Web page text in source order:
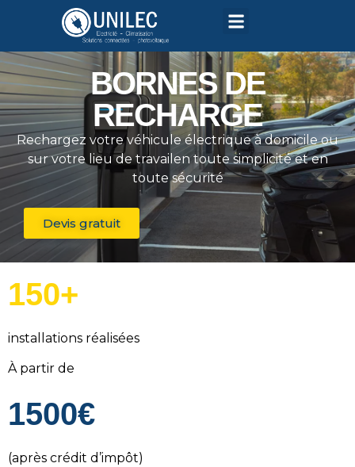
BORNES DE
RECHARGE
Rechargez votre véhicule électrique à domicile ou
sur votre lieu de travail en toute simplicité et en
toute sécurité
Devis gratuit
150+
installations réalisées
À partir de
1500€
(après crédit d’impôt)